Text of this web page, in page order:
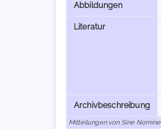
Abbildungen
Literatur
Archivbeschreibung
Mitteilungen von Sine Nomine